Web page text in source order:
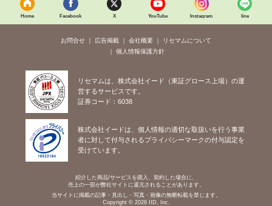
Home Facebook X YouTube Instagram line
お問合せ 広告掲載 会社概要
リセマムについて
個人情報保護方針
リセマムは、株式会社イード（東証グロース上場）の運
営するサービスです。
証券コード：6038
株式会社イードは、個人情報の適切な取扱いを行う事業
者に対して付与されるプライバシーマークの付与認定を
受けています。
紹介した商品/サービスを購入、契約した場合に、
売上の一部が弊社サイトに還元されることがあります。
当サイトに掲載の記事・見出し・写真・画像の無断転載を禁じます。
Copyright © 2026 IID, Inc.